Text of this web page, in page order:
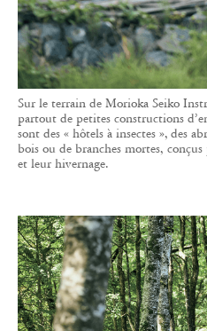
Sur le terrain de Morioka Seiko
partout de petites constructions
sont des « hôtels à insectes », des
bois ou de branches mortes,
et leur hivernage.